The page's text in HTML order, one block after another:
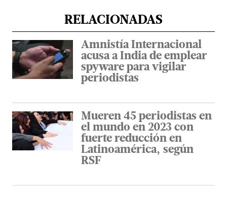
RELACIONADAS
Amnistía Internacional
acusa a India de emplear
spyware para vigilar
periodistas
Mueren 45 periodistas en
el mundo en 2023 con
fuerte reducción en
Latinoamérica, según
RSF